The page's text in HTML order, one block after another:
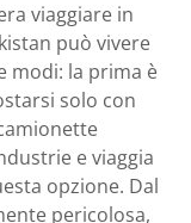
viaggiare in
può vivere
modi: la prima è
solo con
e viaggia
opzione. Dal
pericolosa,